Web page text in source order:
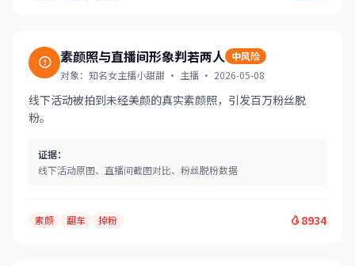
素颜照与直播间形象判若两人 中风险
对象：知名女主播小甜甜 · 主播 · 2026-05-08
线下活动被拍到未经美颜的真实素颜照，引发百万粉丝脱
粉。
证据：
线下活动原图、直播间截图对比、粉丝脱粉数据
素颜 翻车 掉粉 8934